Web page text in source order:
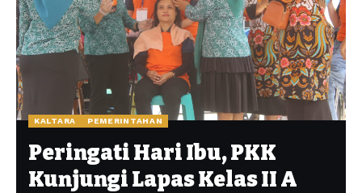
KALTARA PEMERINTAHAN
Peringati Hari Ibu, PKK
Kunjungi Lapas Kelas II A